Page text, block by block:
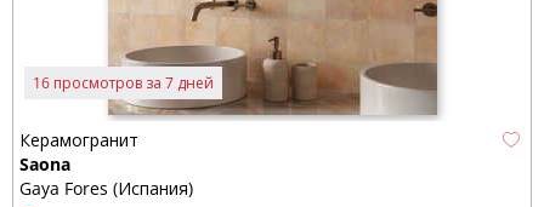
16 просмотров за 7 дней
Керамогранит
Saona
Gaya Fores (Испания)